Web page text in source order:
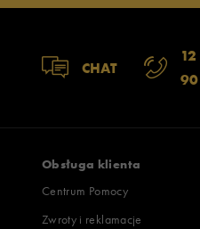
CHAT
90
Obsługa klienta
Centrum Pomocy
Zwroty i reklamacje